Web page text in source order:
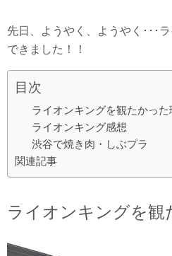
先日、ようやく、ようやく･･･
できました！！
目次
ライオンキングを観たかった
ライオンキング感想
渋谷で焼き肉・しぶプラ
関連記事
ライオンキングを観